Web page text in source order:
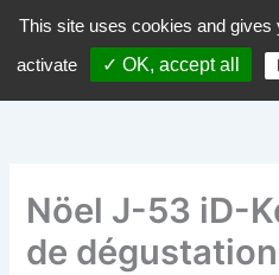
contenu
dZiGue
Nöel J-53 iD-
de
This site uses cookies and
activate
✓ OK, accept all